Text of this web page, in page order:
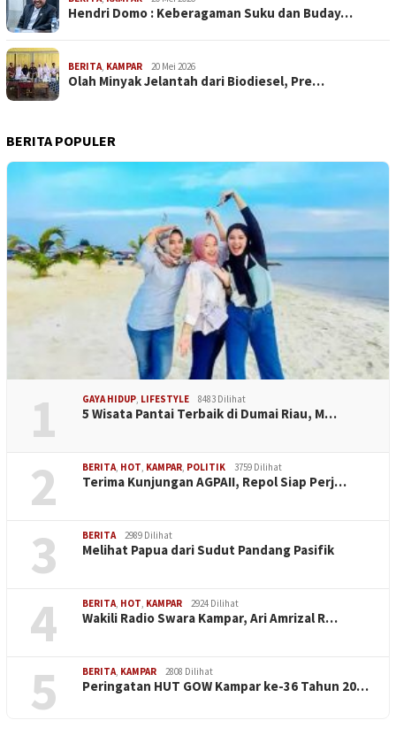
Hendri Domo : Keberagaman Suku dan Buday…
BERITA KAMPAR 20 Mei 2026
Olah Minyak Jelantah dari Biodiesel, Pre…
BERITA POPULER
1 GAYA HIDUP LIFESTYLE 8483 Dilihat
5 Wisata Pantai Terbaik di Dumai Riau, M…
2 BERITA HOT KAMPAR POLITIK 3759 Dilihat
Terima Kunjungan AGPAII, Repol Siap Perj…
3 BERITA 2989 Dilihat
Melihat Papua dari Sudut Pandang Pasifik
4 BERITA HOT KAMPAR 2924 Dilihat
Wakili Radio Swara Kampar, Ari Amrizal R…
5 BERITA KAMPAR 2808 Dilihat
Peringatan HUT GOW Kampar ke-36 Tahun 20…